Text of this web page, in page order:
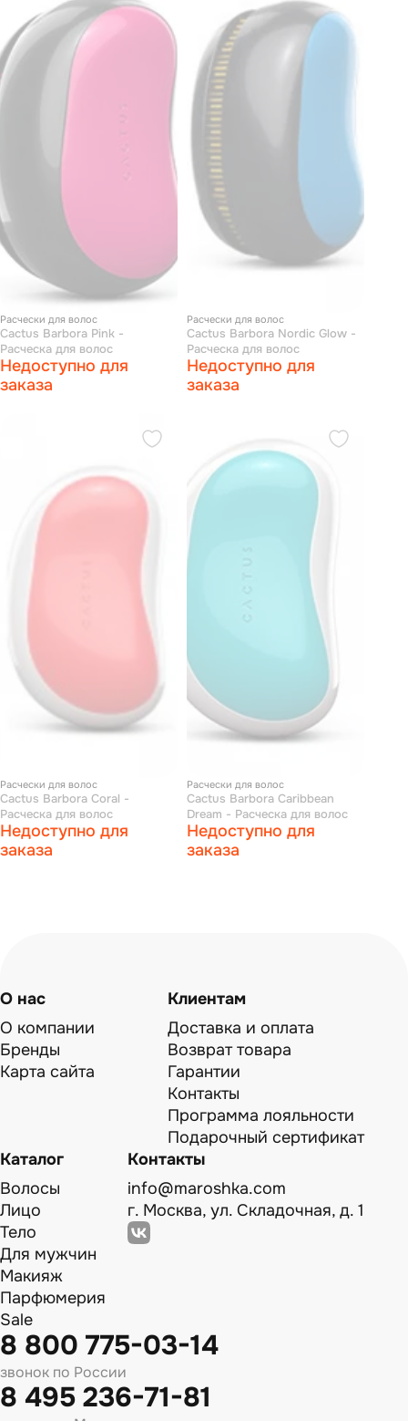
Расчески для волос
Cactus Barbora Pink -
Расческа для волос
Недоступно для
заказа
Расчески для волос
Cactus Barbora Nordic Glow -
Расческа для волос
Недоступно для
заказа
Расчески для волос
Cactus Barbora Coral -
Расческа для волос
Недоступно для
заказа
Расчески для волос
Cactus Barbora Caribbean
Dream - Расческа для волос
Недоступно для
заказа
О нас
О компании
Бренды
Карта сайта
Клиентам
Доставка и оплата
Возврат товара
Гарантии
Контакты
Программа лояльности
Подарочный сертификат
Каталог
Волосы
Лицо
Тело
Для мужчин
Макияж
Парфюмерия
Sale
Контакты
info@maroshka.com
г. Москва, ул. Складочная, д. 1
8 800 775-03-14
звонок по России
8 495 236-71-81